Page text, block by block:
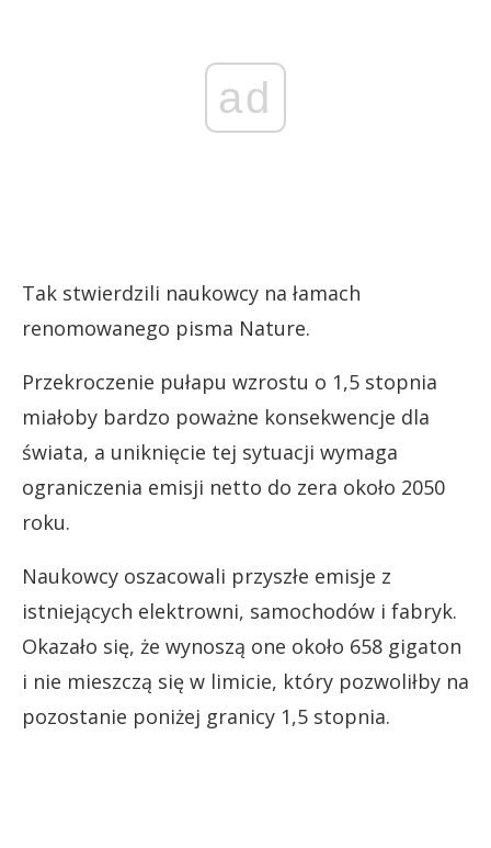
ad
Tak stwierdzili naukowcy na łamach
renomowanego pisma Nature.
Przekroczenie pułapu wzrostu o 1,5 stopnia
miałoby bardzo poważne konsekwencje dla
świata, a uniknięcie tej sytuacji wymaga
ograniczenia emisji netto do zera około 2050
roku.
Naukowcy oszacowali przyszłe emisje z
istniejących elektrowni, samochodów i fabryk.
Okazało się, że wynoszą one około 658 gigaton
i nie mieszczą się w limicie, który pozwoliłby na
pozostanie poniżej granicy 1,5 stopnia.